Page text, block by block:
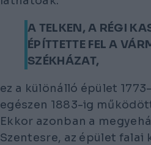
A TELKEN, A RÉGI
ÉPÍTTETTE FEL A
SZÉKHÁZAT,
ez a különálló épület
egészen 1883-ig
Ekkor azonban a
Szentesre, az épület falai